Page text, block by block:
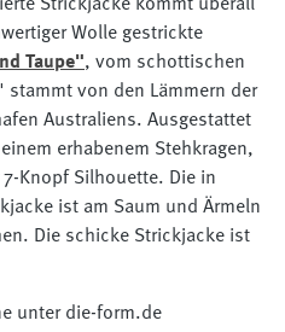
Strickjacke kommt überall
Wolle gestrickte
Taupe", vom schottischen
stammt von den Lämmern der
Australiens. Ausgestattet
erhabenem Stehkragen,
Knopf Silhouette. Die in
ist am Saum und Ärmeln
Die schicke Strickjacke ist
unter die-form.de